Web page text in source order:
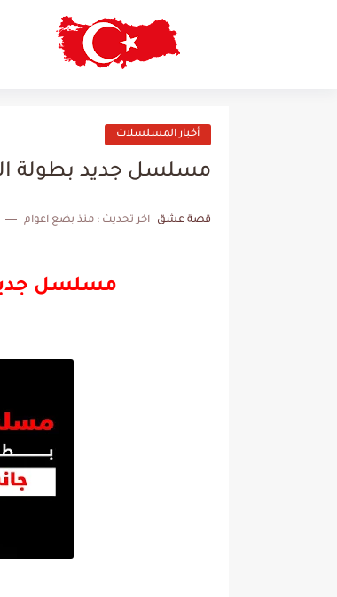
أخبار المسلسلات
مسلسل جديد بطولة
قصة عشق اخر تحديث : منذ بضع اعوام
مسلسل جديد